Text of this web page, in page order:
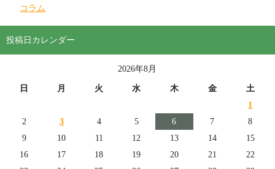
コラム
投稿日カレンダー
2026年8月
日 月 火 水 木 金
土
1
2
3 4 5 6 7
8
9
10 11 12 13 14
15
16
17 18 19 20 21
22